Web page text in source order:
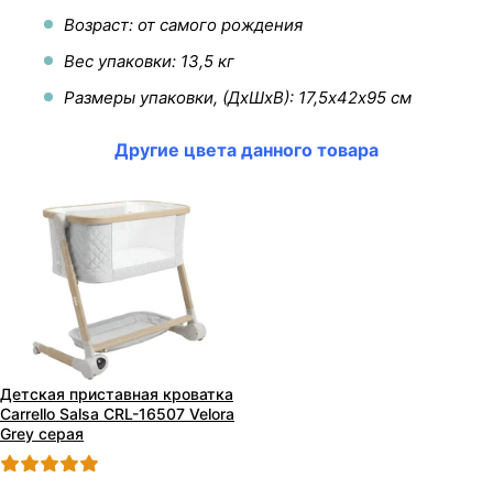
Возраст: от самого рождения
Вес упаковки: 13,5 кг
Размеры упаковки, (ДхШхВ): 17,5х42х95 см
Другие цвета данного товара
Детская приставная кроватка
Carrello Salsa CRL-16507 Velora
Grey серая